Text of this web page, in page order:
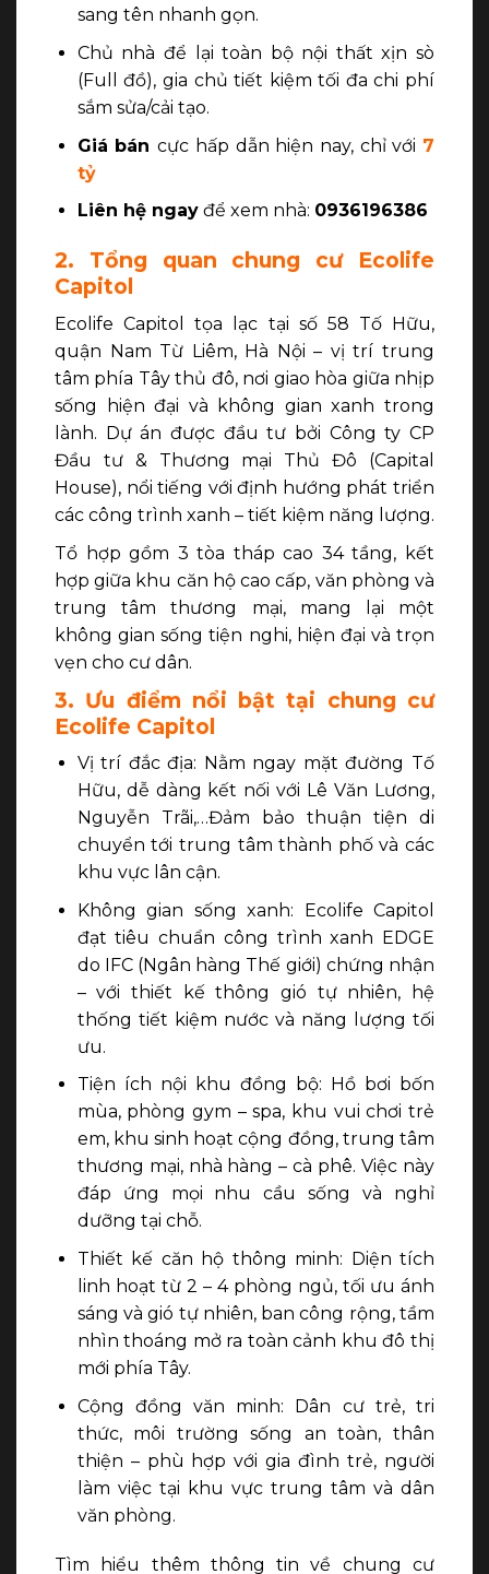
sang tên nhanh gọn.
Chủ nhà để lại toàn bộ nội thất xịn sò
(Full đồ), gia chủ tiết kiệm tối đa chi phí
sắm sửa/cải tạo.
Giá báncực hấp dẫn hiện nay, chỉ với 7
tỷ
Liên hệ ngayđể xem nhà: 0936196386
2. Tổng quan chung cư Ecolife
Capitol
Ecolife Capitol tọa lạc tại số 58 Tố Hữu,
quận Nam Từ Liêm, Hà Nội – vị trí trung
tâm phía Tây thủ đô, nơi giao hòa giữa nhịp
sống hiện đại và không gian xanh trong
lành. Dự án được đầu tư bởi Công ty CP
Đầu tư & Thương mại Thủ Đô (Capital
House), nổi tiếng với định hướng phát triển
các công trình xanh – tiết kiệm năng lượng.
Tổ hợp gồm 3 tòa tháp cao 34 tầng, kết
hợp giữa khu căn hộ cao cấp, văn phòng và
trung tâm thương mại, mang lại một
không gian sống tiện nghi, hiện đại và trọn
vẹn cho cư dân.
3. Ưu điểm nổi bật tại chung cư
Ecolife Capitol
Vị trí đắc địa: Nằm ngay mặt đường Tố
Hữu, dễ dàng kết nối với Lê Văn Lương,
Nguyễn Trãi,…Đảm bảo thuận tiện di
chuyển tới trung tâm thành phố và các
khu vực lân cận.
Không gian sống xanh: Ecolife Capitol
đạt tiêu chuẩn công trình xanh EDGE
do IFC (Ngân hàng Thế giới) chứng nhận
– với thiết kế thông gió tự nhiên, hệ
thống tiết kiệm nước và năng lượng tối
ưu.
Tiện ích nội khu đồng bộ: Hồ bơi bốn
mùa, phòng gym – spa, khu vui chơi trẻ
em, khu sinh hoạt cộng đồng, trung tâm
thương mại, nhà hàng – cà phê. Việc này
đáp ứng mọi nhu cầu sống và nghỉ
dưỡng tại chỗ.
Thiết kế căn hộ thông minh: Diện tích
linh hoạt từ 2 – 4 phòng ngủ, tối ưu ánh
sáng và gió tự nhiên, ban công rộng, tầm
nhìn thoáng mở ra toàn cảnh khu đô thị
mới phía Tây.
Cộng đồng văn minh: Dân cư trẻ, tri
thức, môi trường sống an toàn, thân
thiện – phù hợp với gia đình trẻ, người
làm việc tại khu vực trung tâm và dân
văn phòng.
Tìm hiểu thêm thông tin về chung cư